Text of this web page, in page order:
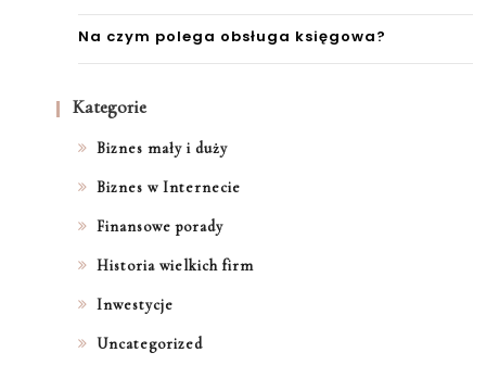
Na czym polega obsługa księgowa?
Kategorie
Biznes mały i duży
Biznes w Internecie
Finansowe porady
Historia wielkich firm
Inwestycje
Uncategorized